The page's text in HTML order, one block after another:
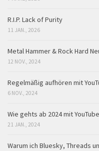
R.I.P. Lack of Purity
11 JAN., 2026
Metal Hammer & Rock Hard
12 NOV., 2024
Regelmäßig aufhören mit
6 NOV., 2024
Wie gehts ab 2024 mit
21 JAN., 2024
Warum ich Bluesky, Threads